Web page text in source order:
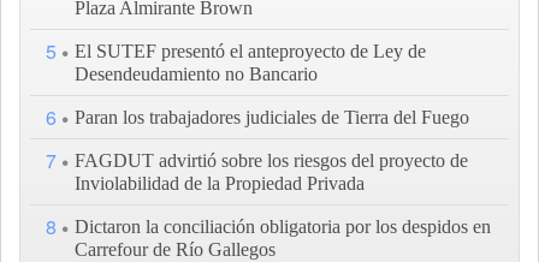
Plaza Almirante Brown
5
El SUTEF presentó el anteproyecto de Ley de
Desendeudamiento no Bancario
6 Paran los trabajadores judiciales de Tierra del Fuego
7
FAGDUT advirtió sobre los riesgos del proyecto de
Inviolabilidad de la Propiedad Privada
8
Dictaron la conciliación obligatoria por los despidos en
Carrefour de Río Gallegos